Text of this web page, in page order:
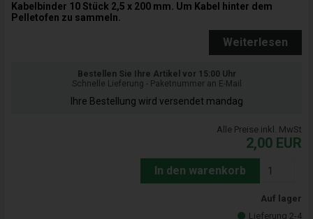
Kabelbinder 10 Stück 2,5 x 200 mm. Um Kabel hinter dem
Pelletofen zu sammeln.
Weiterlesen
Bestellen Sie Ihre Artikel vor 15:00 Uhr
Schnelle Lieferung - Paketnummer an E-Mail
Ihre Bestellung wird versendet mandag
Alle Preise inkl. MwSt
2,00 EUR
In den warenkorb
Auf lager
Lieferung 2-4